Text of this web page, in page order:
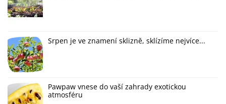
Srpen je ve znamení sklizně, sklízíme nejvíce...
Pawpaw vnese do vaší zahrady exotickou
atmosféru